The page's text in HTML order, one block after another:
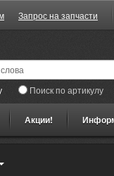
Запрос на запчасти
Поиск по артикулу
Акции!